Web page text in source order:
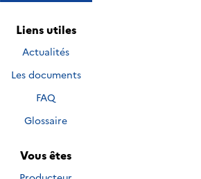
Liens utiles
Actualités
Les documents
FAQ
Glossaire
Vous êtes